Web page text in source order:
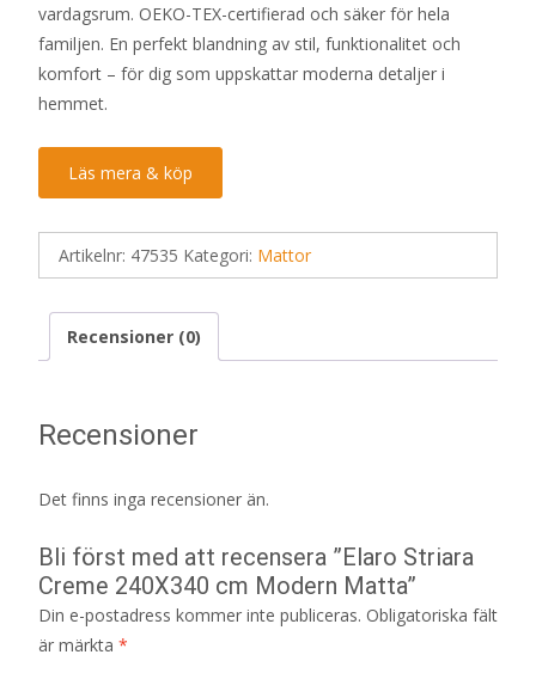
vardagsrum. OEKO-TEX-certifierad och säker för hela
familjen. En perfekt blandning av stil, funktionalitet och
komfort – för dig som uppskattar moderna detaljer i
hemmet.
Läs mera & köp
Artikelnr: 47535 Kategori: Mattor
Recensioner (0)
Recensioner
Det finns inga recensioner än.
Bli först med att recensera ”Elaro Striara
Creme 240X340 cm Modern Matta”
Din e-postadress kommer inte publiceras. Obligatoriska fält
är märkta *